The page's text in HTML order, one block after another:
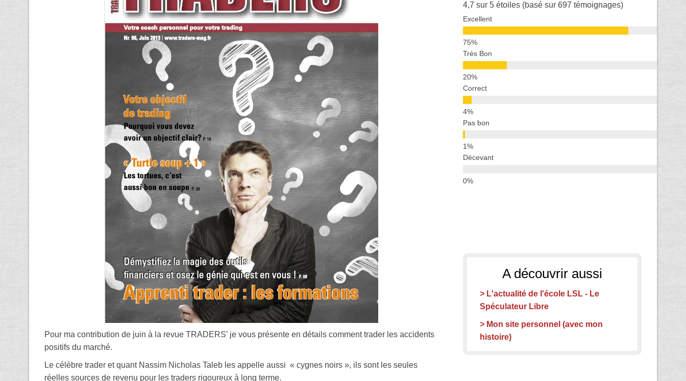
Pour ma contribution de juin à la revue TRADERS’ je vous présente en détails comment trader les accidents
positifs du marché.
Le célèbre trader et quant Nassim Nicholas Taleb les appelle aussi « cygnes noirs », ils sont les seules
réelles sources de revenu pour les traders rigoureux à long terme.
4,7 sur 5 étoiles (basé sur 697 témoignages)
Excellent
Très Bon
Correct
Pas bon
Décevant
A découvrir aussi
> L'actualité de l'école LSL - Le
Spéculateur Libre
> Mon site personnel (avec mon
histoire)